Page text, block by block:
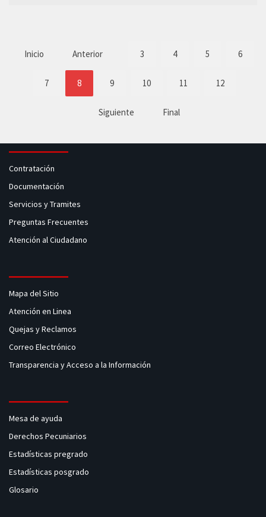
Inicio Anterior 3 4 5 6
7 8 9 10 11 12
Siguiente Final
Contratación
Documentación
Servicios y Tramites
Preguntas Frecuentes
Atención al Ciudadano
Mapa del Sitio
Atención en Linea
Quejas y Reclamos
Correo Electrónico
Transparencia y Acceso a la Información
Mesa de ayuda
Derechos Pecuniarios
Estadísticas pregrado
Estadísticas posgrado
Glosario